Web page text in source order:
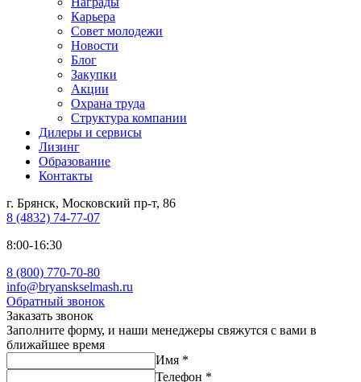
Карьера
Совет молодежи
Новости
Блог
Закупки
Акции
Охрана труда
Структура компании
Дилеры и сервисы
Лизинг
Образование
Контакты
г. Брянск, Московский пр-т, 86
8 (4832) 74-77-07
8:00-16:30
8 (800) 770-70-80
info@bryanskselmash.ru
Обратный звонок
Заказать звонок
Заполните форму, и наши менеджеры свяжутся с вами в
ближайшее время
Имя *
Телефон *